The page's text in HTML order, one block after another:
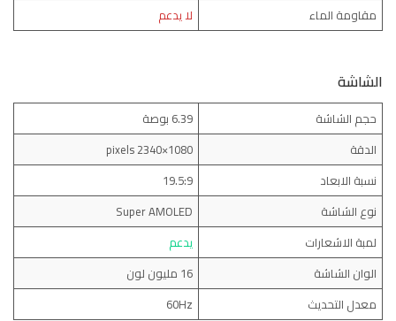
مقاومة الماء
لا يدعم
الشاشة
حجم الشاشة
6.39 بوصة
الدقة
1080×2340 pixels
نسبة الابعاد
19.5:9
نوع الشاشة
Super AMOLED
لمبة الاشعارات
يدعم
الوان الشاشة
16 مليون لون
معدل التحديث
60Hz